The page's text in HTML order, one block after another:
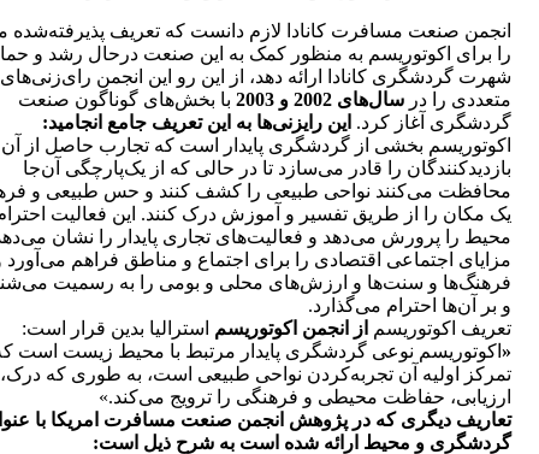
انجمن صنعت مسافرت کانادا لازم دانست که تعریف پذیرفته‌شده
را برای اکوتوریسم به منظور کمک به این صنعت درحال رشد و
شهرت گردشگری کانادا ارائه دهد، از این رو این انجمن رای‌زنی‌های
متعددی را در سال‌های 2002 و 2003
با بخش‌های گوناگون صنعت
گردشگری آغاز کرد. این رایزنی‌ها به این تعریف جامع انجامید:
اکوتوریسم بخشی از گردشگری پایدار است که تجارب حاصل از آن
بازدیدکنندگان را قادر می‌سازد تا در حالی که از یک‌پارچگی آن‌جا
محافظت می‌کنند نواحی طبیعی را کشف کنند و حس طبیعی و
یک مکان را از طریق تفسیر و آموزش درک کنند. این فعالیت
محیط را پرورش می‌دهد و فعالیت‌های تجاری پایدار را نشان
مزایای اجتماعی اقتصادی را برای اجتماع و مناطق فراهم می‌آورد
فرهنگ‌ها و سنت‌ها و ارزش‌های محلی و بومی را به رسمیت
و بر آن‌ها احترام می‌گذارد.
تعریف اکوتوریسم از انجمن اکوتوریسم استرالیا بدین قرار است:
« اکوتوریسم نوعی گردشگری پایدار مرتبط با محیط زیست است
تمرکز اولیه آن تجربه‌کردن نواحی طبیعی است، به طوری که درک،
ارزیابی، حفاظت محیطی و فرهنگی را ترویج می‌کند.»
تعاریف دیگری که در پژوهش انجمن صنعت مسافرت امریکا با
گردشگری و محیط ارائه شده است به شرح ذیل است: